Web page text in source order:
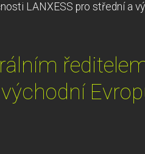
LANXESS pro střední a